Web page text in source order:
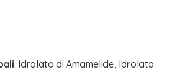
: Idrolato di Amamelide, Idrolato